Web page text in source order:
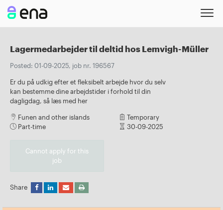
Lagermedarbejder til deltid hos Lemvigh-Müller
Posted: 01-09-2025, job nr. 196567
Er du på udkig efter et fleksibelt arbejde hvor du selv
kan bestemme dine arbejdstider i forhold til din
dagligdag, så læs med her
Funen and other islands
Temporary
Part-time
30-09-2025
Cannot apply for this
job
Share